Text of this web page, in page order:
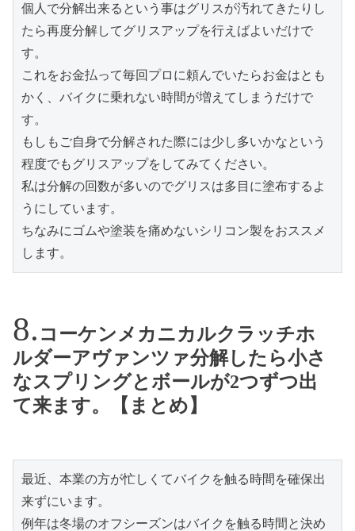
個人で分解出来るという事はグリスが汚れてきたりし
たら再度分解してグリスアップを行えばよいだけで
す。
これをお金払って毎回プロに頼んでいたらお金はとも
かく、バイクに乗れない時間が増えてしまうだけで
す。
もしもご自身で分解された際には少し多いかなという
程度でもグリスアップをしてみてください。
私は分解の回数が多いのでグリスは多目に塗布するよ
うにしています。
ちなみにゴムや塗装を痛めないシリコン製をおススメ
します。
コーケンメカニカルクラッチホ
ルダーアヴァンツァ分解したら小さ
なスプリングとボールが2つずつ出
て来ます。【まとめ】
最近、本業の方が忙しくてバイクを触る時間を確保出
来ずにいます。
例年は冬場のオフシーズンはバイクを触る時間と決め